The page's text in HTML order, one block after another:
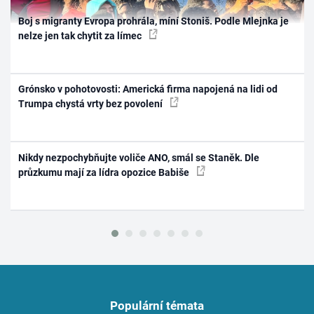
Boj s migranty Evropa prohrála, míní Stoniš. Podle Mlejnka je
nelze jen tak chytit za límec
Grónsko v pohotovosti: Americká firma napojená na lidi od
Trumpa chystá vrty bez povolení
Nikdy nezpochybňujte voliče ANO, smál se Staněk. Dle
průzkumu mají za lídra opozice Babiše
Populární témata